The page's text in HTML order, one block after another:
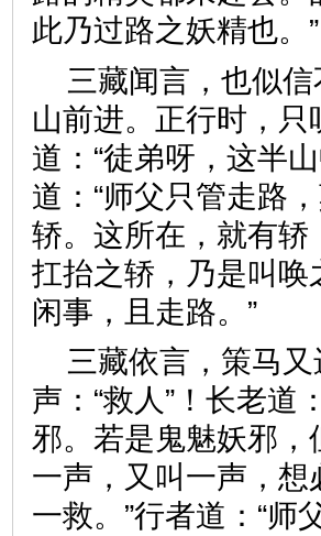
此乃过路之妖精
三藏闻言，也似
山前进。正行时，只
道：“徒弟呀，这半
道：“师父只管走路
轿。这所在，就有轿
扛抬之轿，乃是叫唤
闲事，且走路。”
三藏依言，策马
声：“救人”！长老道
邪。若是鬼魅妖邪
一声，又叫一声，
一救。”行者道：“师